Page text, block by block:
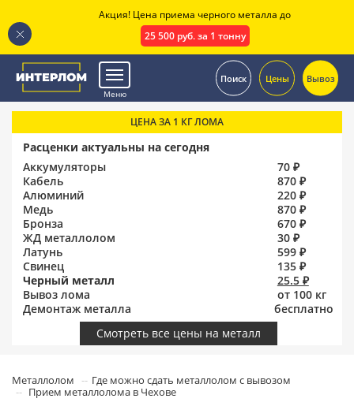
Меню
Поиск Цены Вывоз
ЦЕНА ЗА 1 КГ ЛОМА
Расценки актуальны на сегодня
Аккумуляторы
70 ₽
Кабель
870 ₽
Алюминий
220 ₽
Медь
870 ₽
Бронза
670 ₽
ЖД металлолом
30 ₽
Латунь
599 ₽
Свинец
135 ₽
Черный металл
25.5 ₽
Вывоз лома
от 100 кг
Демонтаж металла
бесплатно
Смотреть все цены на металл
Металлолом
Где можно сдать металлолом с вывозом
Прием металлолома в Чехове
Акция! Цена приема черного металла до
25 500 руб. за 1 тонну
.